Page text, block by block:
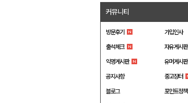
커뮤니티
방문후기 가입인사
출석체크 자유게시판
익명게시판 유머게시판
공지사항 중고장터
블로그 포인트정책